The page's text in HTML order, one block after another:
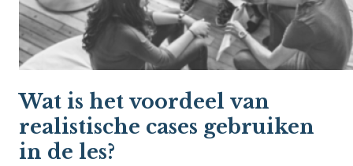
Wat is het voordeel van
realistische cases gebruiken
in de les?